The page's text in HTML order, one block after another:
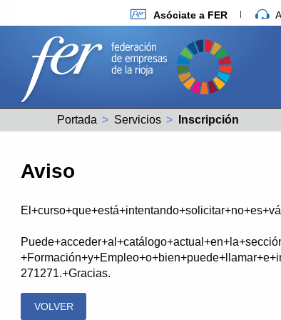
Asóciate a FER
Portada Servicios Actual:
Inscripción
Aviso
271271.+Gracias.
VOLVER